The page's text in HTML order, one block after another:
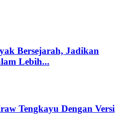
Bersejarah, Jadikan
Lebih...
Tengkayu Dengan Versi